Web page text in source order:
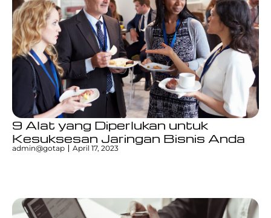
9 Alat yang Diperlukan untuk
Kesuksesan Jaringan Bisnis Anda
admin@gotap April 17, 2023